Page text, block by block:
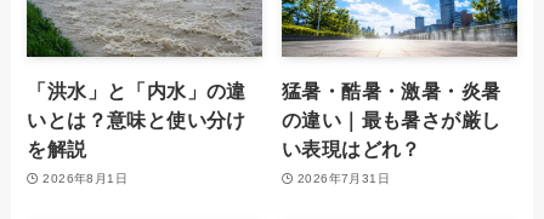
「洪水」と「内水」の違
いとは？意味と使い分け
を解説
2026年8月1日
猛暑・酷暑・激暑・炎暑
の違い｜最も暑さが厳し
い表現はどれ？
2026年7月31日